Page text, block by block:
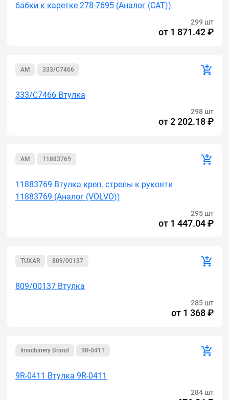
бабки к каретке 278-7695 (Аналог (САТ))
299 шт
от 1 871.42 ₽
AM 333/C7466
333/C7466 Втулка
298 шт
от2 202.18 ₽
AM 11883769
11883769 Втулка креп. стрелы к рукояти
11883769 (Аналог (VOLVO))
295 шт
от 1 447.04 ₽
TUXAR 809/00137
809/00137 Втулка
285 шт
от 1 368 ₽
Imachinery Brand 9R-0411
9R-0411 Втулка 9R-0411
284 шт